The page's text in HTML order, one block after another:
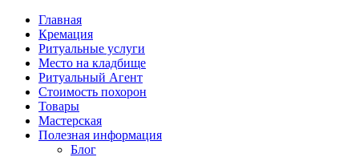
Главная
Кремация
Ритуальные услуги
Место на кладбище
Ритуальный Агент
Стоимость похорон
Товары
Мастерская
Полезная информация
Блог